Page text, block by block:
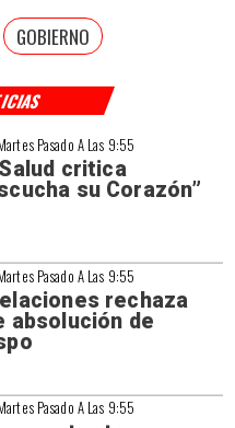
Pasado A Las 9:55
critica
su Corazón”
Pasado A Las 9:55
rechaza
absolución de
Pasado A Las 9:55
GOBIERNO